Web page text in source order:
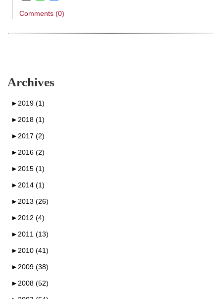
Comments (0)
Archives
► 2019 (1)
► 2018 (1)
► 2017 (2)
► 2016 (2)
► 2015 (1)
► 2014 (1)
► 2013 (26)
► 2012 (4)
► 2011 (13)
► 2010 (41)
► 2009 (38)
► 2008 (52)